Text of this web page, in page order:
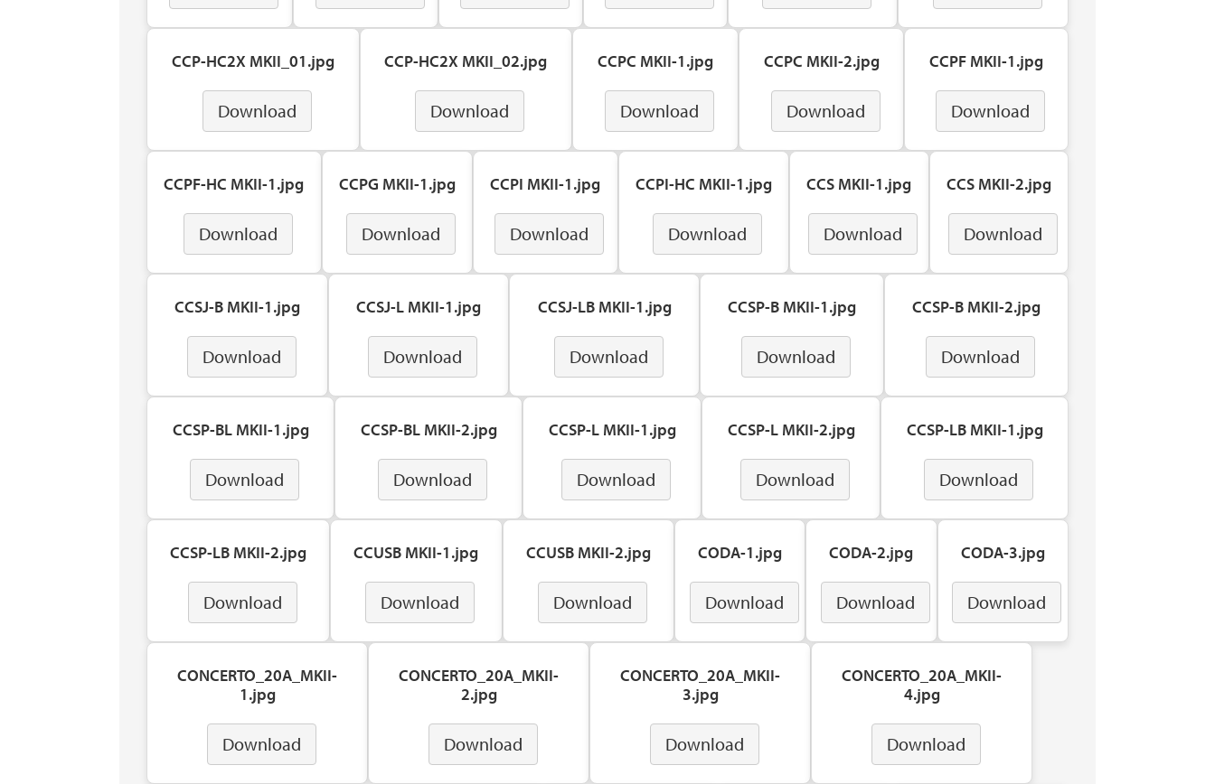
CCP-HC2X MKII_01.jpg
Download
CCP-HC2X MKII_02.jpg
Download
CCPC MKII-1.jpg
Download
CCPC MKII-2.jpg
Download
CCPF MKII-1.jpg
Download
CCPF-HC MKII-1.jpg
Download
CCPG MKII-1.jpg
Download
CCPI MKII-1.jpg
Download
CCPI-HC MKII-1.jpg
Download
CCS MKII-1.jpg
Download
CCS MKII-2.jpg
Download
CCSJ-B MKII-1.jpg
Download
CCSJ-L MKII-1.jpg
Download
CCSJ-LB MKII-1.jpg
Download
CCSP-B MKII-1.jpg
Download
CCSP-B MKII-2.jpg
Download
CCSP-BL MKII-1.jpg
Download
CCSP-BL MKII-2.jpg
Download
CCSP-L MKII-1.jpg
Download
CCSP-L MKII-2.jpg
Download
CCSP-LB MKII-1.jpg
Download
CCSP-LB MKII-2.jpg
Download
CCUSB MKII-1.jpg
Download
CCUSB MKII-2.jpg
Download
CODA-1.jpg
Download
CODA-2.jpg
Download
CODA-3.jpg
Download
CONCERTO_20A_MKII-
1.jpg
Download
CONCERTO_20A_MKII-
2.jpg
Download
CONCERTO_20A_MKII-
3.jpg
Download
CONCERTO_20A_MKII-
4.jpg
Download